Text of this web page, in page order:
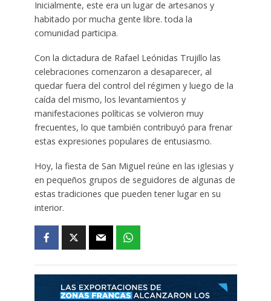
Inicialmente, este era un lugar de artesanos y
habitado por mucha gente libre. toda la
comunidad participa.
Con la dictadura de Rafael Leónidas Trujillo las
celebraciones comenzaron a desaparecer, al
quedar fuera del control del régimen y luego de la
caída del mismo, los levantamientos y
manifestaciones políticas se volvieron muy
frecuentes, lo que también contribuyó para frenar
estas expresiones populares de entusiasmo.
Hoy, la fiesta de San Miguel reúne en las iglesias y
en pequeños grupos de seguidores de algunas de
estas tradiciones que pueden tener lugar en su
interior.